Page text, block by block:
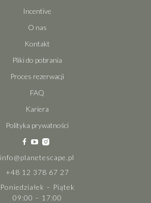
Incentive
O nas
Kontakt
Pliki do pobrania
Proces rezerwacji
FAQ
Kariera
Polityka prywatności
info@planetescape.pl
+48 12 378 67 27
Poniedziałek – Piątek
09:00 – 17:00